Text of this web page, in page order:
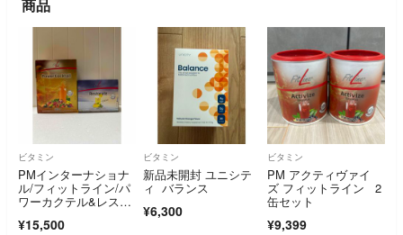
商品
ビタミン
PMインターナショナ
ル/フィットライン/パ
ワーカクテル&レスト
¥15,500
ビタミン
新品未開封 ユニシテ
ィ バランス
¥6,300
ビタミン
PM アクティヴァイ
ズ フィットライン 2
缶セット
¥9,399